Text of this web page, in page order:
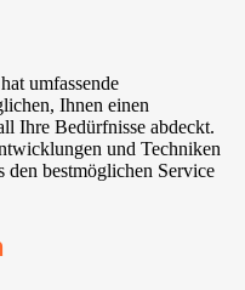
umfassende
Ihnen einen
Ihre Bedürfnisse abdeckt.
und Techniken
den bestmöglichen Service